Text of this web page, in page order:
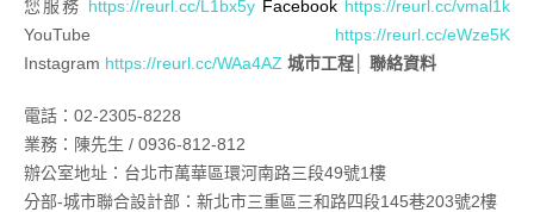
您服務 https://reurl.cc/L1bx5y Facebook https://reurl.cc/vmal1k
YouTube https://reurl.cc/eWze5K
Instagram https://reurl.cc/WAa4AZ 城市工程│ 聯絡資料
電話：02-2305-8228
業務：陳先生 / 0936-812-812
辦公室地址：台北市萬華區環河南路三段49號1樓
分部-城市聯合設計部：新北市三重區三和路四段145巷203號2樓